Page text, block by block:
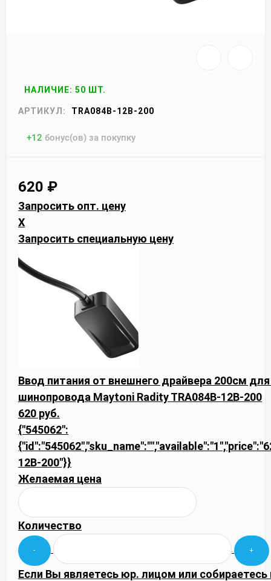
НАЛИЧИЕ: 50 ШТ.
АРТИКУЛ: TRA084B-12B-200
+12 бонус(ов) за покупку
620 ₽
Запросить опт. цену
X
Запросить специальную цену
Ввод питания от внешнего драйвера 200см
шинопровода Maytoni Radity TRA084B-12B-200
620 руб.
{"545062":
12B-200"}}
Желаемая цена
Количество
Если Вы являетесь юр. лицом или собираетесь